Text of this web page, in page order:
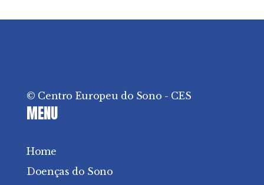
© Centro Europeu do Sono - CES
MENU
Home
Doenças do Sono